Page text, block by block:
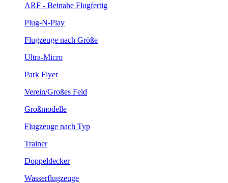
ARF - Beinahe Flugfertig
Plug-N-Play
Flugzeuge nach Größe
Ultra-Micro
Park Flyer
Verein/Großes Feld
Großmodelle
Flugzeuge nach Typ
Trainer
Doppeldecker
Wasserflugzeuge